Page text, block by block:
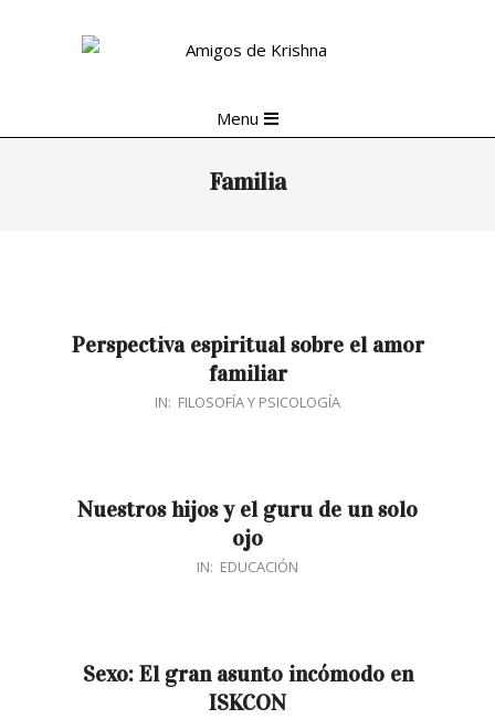
Navigation
Menu
Familia
Perspectiva espiritual sobre el amor
familiar
IN: FILOSOFÍA Y PSICOLOGÍA
Nuestros hijos y el guru de un solo
ojo
IN: EDUCACIÓN
Sexo: El gran asunto incómodo en
ISKCON